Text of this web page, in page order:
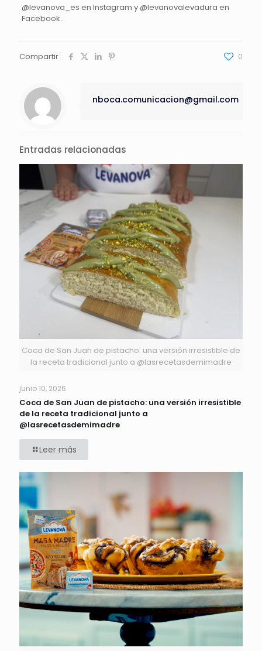
@levanova_es en Instagram y @levanovalevadura en
Facebook.
Compartir 0
nboca.comunicacion@gmail.com
Entradas relacionadas
Coca de San Juan de pistacho: una versión irresistible de
la receta tradicional junto a @lasrecetasdemimadre
junio 10, 2026
Coca de San Juan de pistacho: una versión irresistible
de la receta tradicional junto a
@lasrecetasdemimadre
Leer más